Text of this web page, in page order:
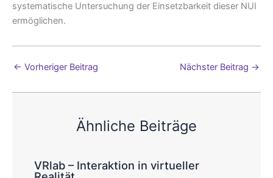
systematische Untersuchung der Einsetzbarkeit dieser NUI
ermöglichen.
← Vorheriger Beitrag Nächster Beitrag →
Ähnliche Beiträge
VRlab – Interaktion in virtueller